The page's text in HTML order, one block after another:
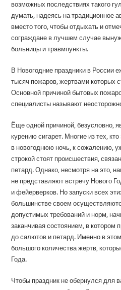
возможных последствиях такого
думать, надеясь на традиционное
вместо того, чтобы отдыхать и
сограждане в лучшем случае
больницы и травмпункты.
В Новогодние праздники в России
тысяч пожаров, жертвами которых
Основной причиной бытовых
специалисты называют
Ёще одной причиной, безусловно,
курению сигарет. Многие из тех,
в новогоднюю ночь, к сожалению,
строкой стоят происшествия,
петард. Однако, несмотря на это,
не представляют встречу Нового
и фейерверков. Но запуски всех
большинстве своем
допустимых требований и норм,
заканчивая состоянием, в
до салютов и петард. Именно в
большого количества жертв,
Года.
Чтобы праздник не обернулся для